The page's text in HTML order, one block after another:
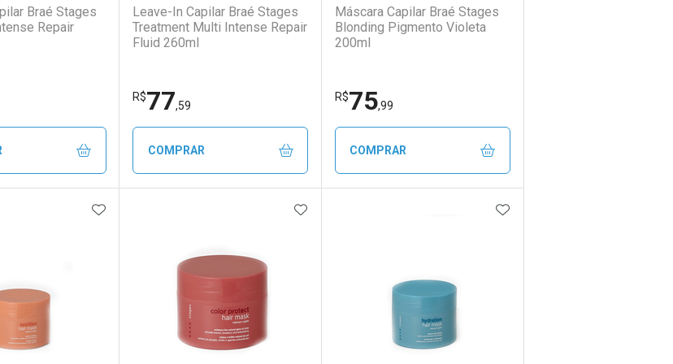
Braé Stages
Repair
FECHAR
FECHAR
Leave-In Capilar Braé Stages
Treatment Multi Intense Repair
Fluid 260ml
R$77,59
COMPRAR
FECHAR
Laboratório
FECHAR
Por Menos
Máscara Capilar Braé Stages
Blonding Pigmento Violeta
200ml
R$75,99
COMPRAR
FECHAR
FECHAR
ADICIONAR AOS FAVORITOS ADICIONAR AOS FAVORITOS ADICIONAR AOS